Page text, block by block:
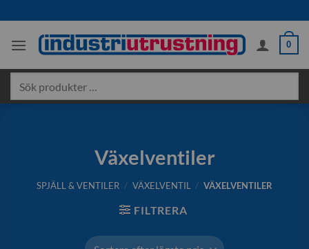
to
content
0
produkter
Växelventiler
SPJÄLL & VENTILER / VÄXELVENTIL / VÄXELVENTILER
FILTRERA